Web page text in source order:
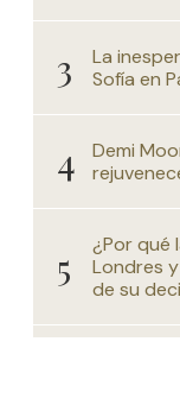
La
Sofía en
Demi
¿Por qué
Londres
de su